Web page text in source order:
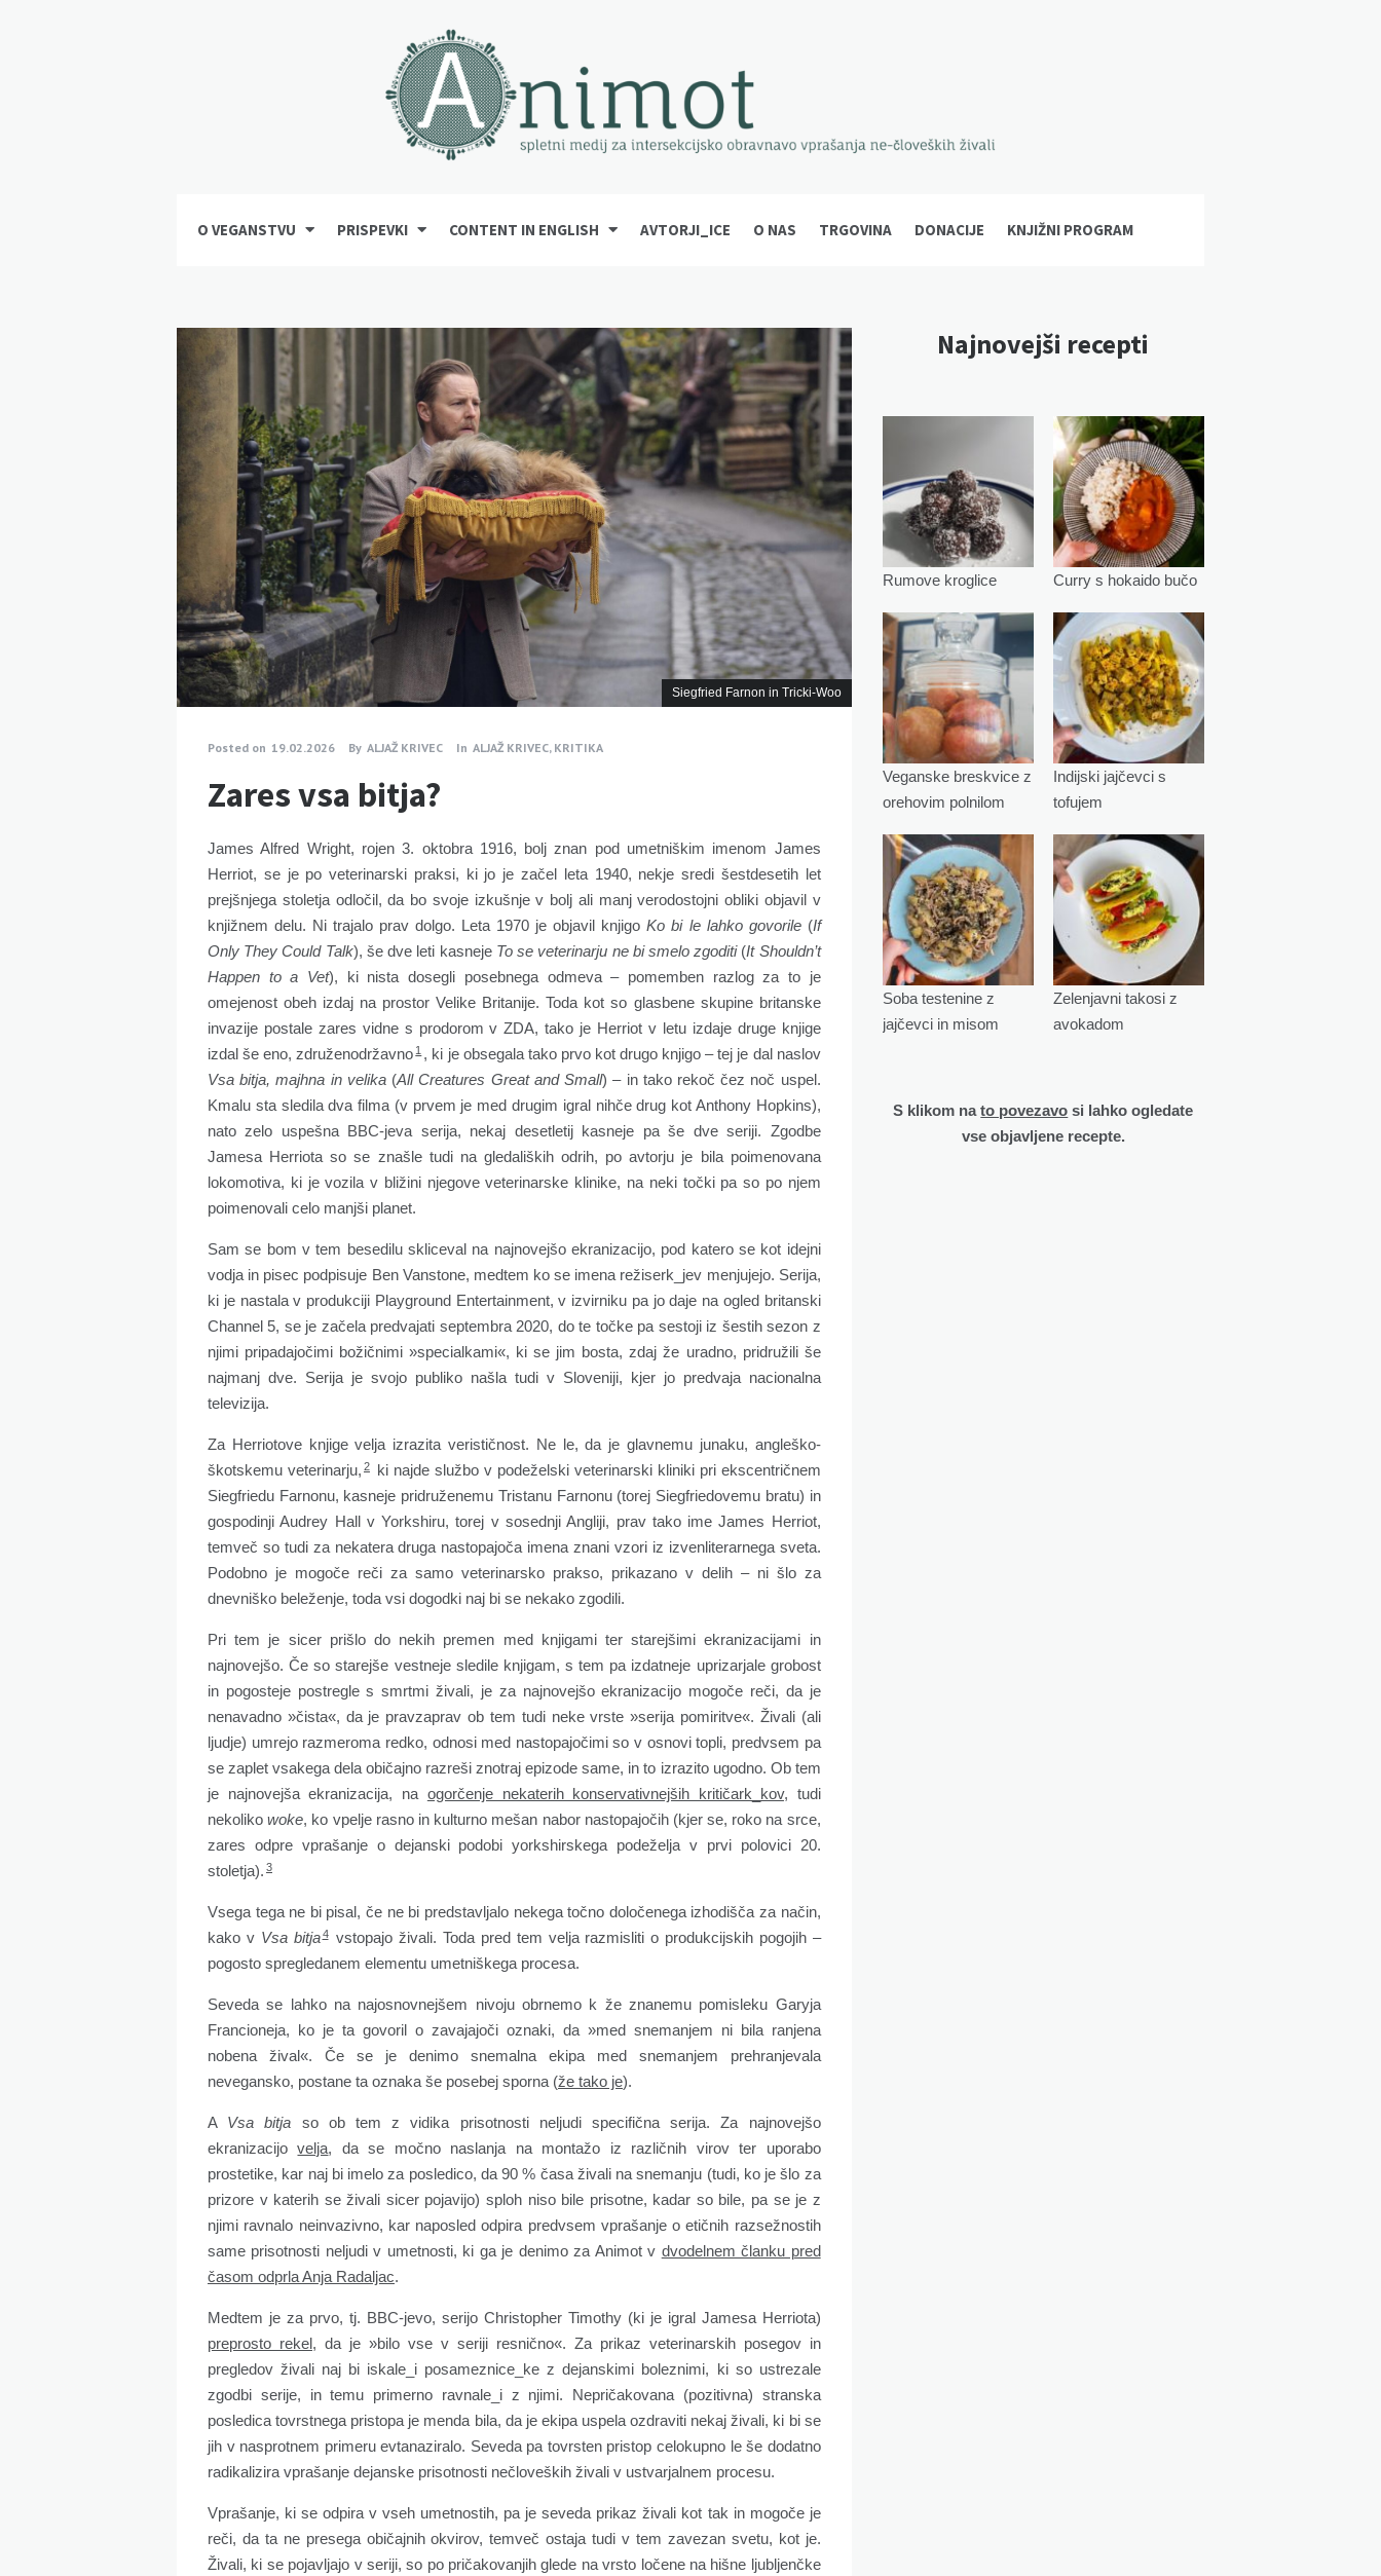
O VEGANSTVU PRISPEVKI CONTENT IN ENGLISH AVTORJI_ICE O NAS TRGOVINA DONACIJE KNJIŽNI PROGRAM
Siegfried Farnon in Tricki-Woo
Posted on 19.02.2026 By ALJAŽ KRIVEC In ALJAŽ KRIVEC, KRITIKA
Zares vsa bitja?
James Alfred Wright, rojen 3. oktobra 1916, bolj znan pod umetniškim imenom James
Herriot, se je po veterinarski praksi, ki jo je začel leta 1940, nekje sredi šestdesetih let
prejšnjega stoletja odločil, da bo svoje izkušnje v bolj ali manj verodostojni obliki objavil v
knjižnem delu. Ni trajalo prav dolgo. Leta 1970 je objavil knjigoKo bi le lahko govorile(If
Only They Could Talk), še dve leti kasneje To se veterinarju ne bi smelo zgoditi (It Shouldn’t
Happen to a Vet), ki nista dosegli posebnega odmeva – pomemben razlog za to je
omejenost obeh izdaj na prostor Velike Britanije. Toda kot so glasbene skupine britanske
invazije postale zares vidne s prodorom v ZDA, tako je Herriot v letu izdaje druge knjige
izdal še eno, združenodržavno 1 , ki je obsegala tako prvo kot drugo knjigo – tej je dal naslov
Vsa bitja, majhna in velika (All Creatures Great and Small) – in tako rekoč čez noč uspel.
Kmalu sta sledila dva filma (v prvem je med drugim igral nihče drug kot Anthony Hopkins),
nato zelo uspešna BBC-jeva serija, nekaj desetletij kasneje pa še dve seriji. Zgodbe
Jamesa Herriota so se znašle tudi na gledaliških odrih, po avtorju je bila poimenovana
lokomotiva, ki je vozila v bližini njegove veterinarske klinike, na neki točki pa so po njem
poimenovali celo manjši planet.
Sam se bom v tem besedilu skliceval na najnovejšo ekranizacijo, pod katero se kot idejni
vodja in pisec podpisuje Ben Vanstone, medtem ko se imena režiserk_jev menjujejo. Serija,
ki je nastala v produkciji Playground Entertainment, v izvirniku pa jo daje na ogled britanski
Channel 5, se je začela predvajati septembra 2020, do te točke pa sestoji iz šestih sezon z
njimi pripadajočimi božičnimi »specialkami«, ki se jim bosta, zdaj že uradno, pridružili še
najmanj dve. Serija je svojo publiko našla tudi v Sloveniji, kjer jo predvaja nacionalna
televizija.
Za Herriotove knjige velja izrazita verističnost. Ne le, da je glavnemu junaku, angleško-
škotskemu veterinarju, 2
ki najde službo v podeželski veterinarski kliniki pri ekscentričnem
Siegfriedu Farnonu, kasneje pridruženemu Tristanu Farnonu (torej Siegfriedovemu bratu) in
gospodinji Audrey Hall v Yorkshiru, torej v sosednji Angliji, prav tako ime James Herriot,
temveč so tudi za nekatera druga nastopajoča imena znani vzori iz izvenliterarnega sveta.
Podobno je mogoče reči za samo veterinarsko prakso, prikazano v delih – ni šlo za
dnevniško beleženje, toda vsi dogodki naj bi se nekako zgodili.
Pri tem je sicer prišlo do nekih premen med knjigami ter starejšimi ekranizacijami in
najnovejšo. Če so starejše vestneje sledile knjigam, s tem pa izdatneje uprizarjale grobost
in pogosteje postregle s smrtmi živali, je za najnovejšo ekranizacijo mogoče reči, da je
nenavadno »čista«, da je pravzaprav ob tem tudi neke vrste »serija pomiritve«. Živali (ali
ljudje) umrejo razmeroma redko, odnosi med nastopajočimi so v osnovi topli, predvsem pa
se zaplet vsakega dela običajno razreši znotraj epizode same, in to izrazito ugodno. Ob tem
je najnovejša ekranizacija, na ogorčenje nekaterih konservativnejših kritičark_kov, tudi
nekolikowoke, ko vpelje rasno in kulturno mešan nabor nastopajočih (kjer se, roko na srce,
zares odpre vprašanje o dejanski podobi yorkshirskega podeželja v prvi polovici 20.
stoletja). 3
Vsega tega ne bi pisal, če ne bi predstavljalo nekega točno določenega izhodišča za način,
kako v Vsa bitja 4
vstopajo živali. Toda pred tem velja razmisliti o produkcijskih pogojih –
pogosto spregledanem elementu umetniškega procesa.
Seveda se lahko na najosnovnejšem nivoju obrnemo k že znanemu pomisleku Garyja
Francioneja, ko je ta govoril o zavajajoči oznaki, da »med snemanjem ni bila ranjena
nobena žival«. Če se je denimo snemalna ekipa med snemanjem prehranjevala
nevegansko, postane ta oznaka še posebej sporna (že tako je).
A Vsa bitja so ob tem z vidika prisotnosti neljudi specifična serija. Za najnovejšo
ekranizacijovelja, da se močno naslanja na montažo iz različnih virov ter uporabo
prostetike, kar naj bi imelo za posledico, da 90 % časa živali na snemanju (tudi, ko je šlo za
prizore v katerih se živali sicer pojavijo) sploh niso bile prisotne, kadar so bile, pa se je z
njimi ravnalo neinvazivno, kar naposled odpira predvsem vprašanje o etičnih razsežnostih
same prisotnosti neljudi v umetnosti, ki ga je denimo za Animot v dvodelnem članku pred
časom odprla Anja Radaljac.
Medtem je za prvo, tj. BBC-jevo, serijo Christopher Timothy (ki je igral Jamesa Herriota)
preprosto rekel, da je »bilo vse v seriji resnično«. Za prikaz veterinarskih posegov in
pregledov živali naj bi iskale_i posameznice_ke z dejanskimi boleznimi, ki so ustrezale
zgodbi serije, in temu primerno ravnale_i z njimi. Nepričakovana (pozitivna) stranska
posledica tovrstnega pristopa je menda bila, da je ekipa uspela ozdraviti nekaj živali, ki bi se
jih v nasprotnem primeru evtanaziralo. Seveda pa tovrsten pristop celokupno le še dodatno
radikalizira vprašanje dejanske prisotnosti nečloveških živali v ustvarjalnem procesu.
Vprašanje, ki se odpira v vseh umetnostih, pa je seveda prikaz živali kot tak in mogoče je
reči, da ta ne presega običajnih okvirov, temveč ostaja tudi v tem zavezan svetu, kot je.
Živali, ki se pojavljajo v seriji, so po pričakovanjih glede na vrsto ločene na hišne ljubljenčke
Najnovejši recepti
Rumove kroglice Curry s hokaido bučo
Veganske breskvice z
orehovim polnilom
Indijski jajčevci s
tofujem
Soba testenine z
jajčevci in misom
Zelenjavni takosi z
avokadom
S klikom nato povezavo si lahko ogledate
vse objavljene recepte.